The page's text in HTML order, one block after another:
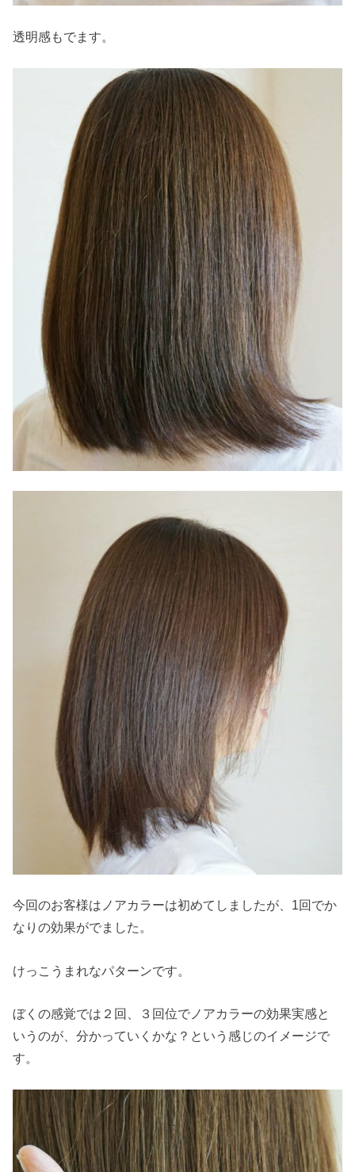
透明感もでます。
今回のお客様はノアカラーは初めてしましたが、1回でか
なりの効果がでました。
けっこうまれなパターンです。
ぼくの感覚では２回、３回位でノアカラーの効果実感と
いうのが、分かっていくかな？という感じのイメージで
す。